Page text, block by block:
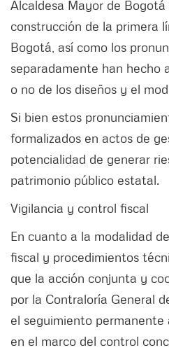
Alcaldesa Mayor de
construcción de la primera
Bogotá, así como los
separadamente han hecho
o no de los diseños y el
Si bien estos
formalizados en actos de
potencialidad de generar
patrimonio público estatal.
Vigilancia y control fiscal
En cuanto a la modalidad
fiscal y procedimientos
que la acción conjunta y
por la Contraloría General
el seguimiento permanente
en el marco del control